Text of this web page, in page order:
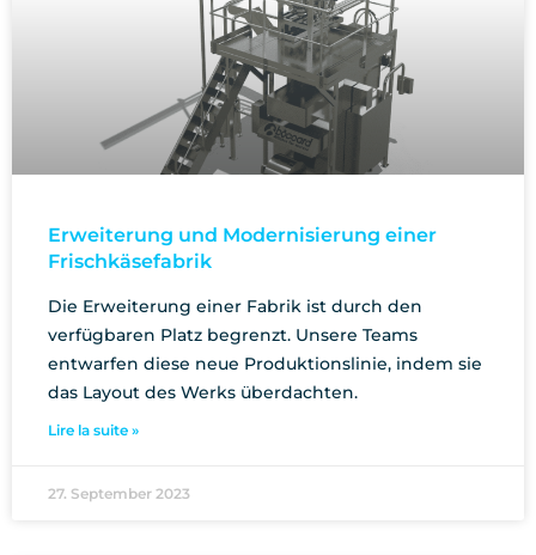
Erweiterung und Modernisierung einer
Frischkäsefabrik
Die Erweiterung einer Fabrik ist durch den
verfügbaren Platz begrenzt. Unsere Teams
entwarfen diese neue Produktionslinie, indem sie
das Layout des Werks überdachten.
Lire la suite »
27. September 2023